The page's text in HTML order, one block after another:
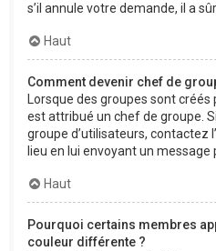
s’il annule votre demande, il a
Haut
Comment devenir chef de
Lorsque des groupes sont
est attribué un chef de groupe.
groupe d’utilisateurs, contactez
lieu en lui envoyant un message
Haut
Pourquoi certains membres
couleur différente ?